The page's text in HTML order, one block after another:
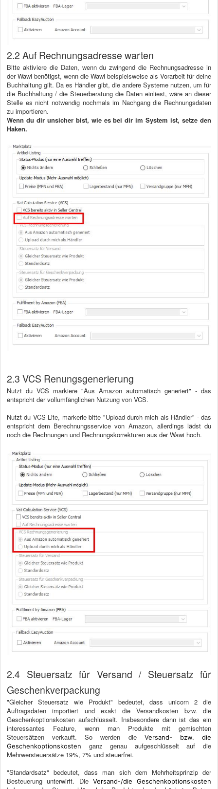
2.2 Auf Rechnungsadresse warten
Bitte aktiviere die Daten, wenn du zwingend die Rechnungsadresse in
der Wawi benötigst, wenn die Wawi beispielsweise als Vorarbeit für deine
Buchhaltung gilt. Da es Händler gibt, die andere Systeme nutzen, um für
die Buchhaltung / die Steuerberatung die Daten einliest, wäre an dieser
Stelle es nicht notwendig nochmals im Nachgang die Rechnungsdaten
zu importieren.
Wenn du dir unsicher bist, wie es bei dir im System ist, setze den
Haken.
2.3 VCS Renungsgenerierung
Nutzt du VCS markiere "Aus Amazon automatisch generiert" - das
entspricht der vollumfänglichen Nutzung von VCS.
Nutzt du VCS Lite, markerie bitte "Upload durch mich als Händler" - das
entspricht dem Berechnungsservice von Amazon, allerdings lädst du
noch die Rechnungen und Rechnungskorrekturen aus der Wawi hoch.
2.4 Steuersatz für Versand / Steuersatz für
Geschenkverpackung
"Gleicher Steuersatz wie Produkt" bedeutet, dass unicorn 2 die
Auftragsdaten importiert und exakt die Versandkosten bzw. die
Geschenkoptionskosten aufschlüsselt. Insbesondere dann ist das ein
interessantes Feature, wenn man Produkte mit gemischten
Steuersätzen verkauft. So werden die
Versand- bzw. die
Geschenkoptionskosten
ganz genau aufgeschlüsselt auf die
Mehrwersteuersätze 19%, 7% und steuerfrei.
"Standardsatz" bedeutet, dass man sich dem Mehrheitsprinzip der
Besteuerung unterwirft. Die Versand-/die Geschenkoptionskosten